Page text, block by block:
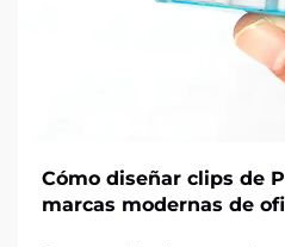
Cómo diseñar clips de
marcas modernas de